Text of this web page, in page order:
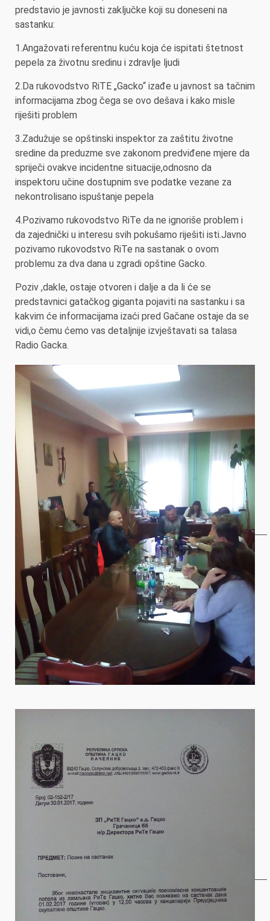
predstavio je javnosti zaključke koji su doneseni na
sastanku:
1.Angažovati referentnu kuću koja će ispitati štetnost
pepela za životnu sredinu i zdravlje ljudi
2.Da rukovodstvo RiTE „Gacko“ izađe u javnost sa tačnim
informacijama zbog čega se ovo dešava i kako misle
riješiti problem
3.Zadužuje se opštinski inspektor za zaštitu životne
sredine da preduzme sve zakonom predviđene mjere da
spriječi ovakve incidentne situacije,odnosno da
inspektoru učine dostupnim sve podatke vezane za
nekontrolisano ispuštanje pepela
4.Pozivamo rukovodstvo RiTe da ne ignoriše problem i
da zajednički u interesu svih pokušamo riješiti isti.Javno
pozivamo rukovodstvo RiTe na sastanak o ovom
problemu za dva dana u zgradi opštine Gacko.
Poziv ,dakle, ostaje otvoren i dalje a da li će se
predstavnici gatačkog giganta pojaviti na sastanku i sa
kakvim će informacijama izaći pred Gačane ostaje da se
vidi,o čemu ćemo vas detaljnije izvještavati sa talasa
Radio Gacka.